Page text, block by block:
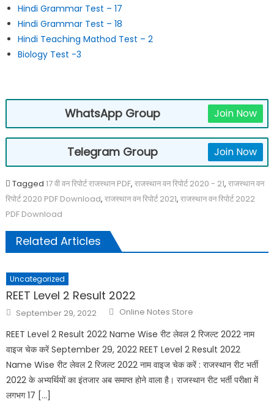
Hindi Grammar Test – 17
Hindi Grammar Test – 18
Hindi Teaching Mathod Test – 2
Biology Test -3
WhatsApp Group Join Now
Telegram Group Join Now
Tagged 17 वी वन रिपोर्ट राजस्थान PDF, राजस्थान वन रिपोर्ट 2020 - 21, राजस्थान वन
रिपोर्ट 2020 PDF Download, राजस्थान वन रिपोर्ट 2021, राजस्थान वन रिपोर्ट 2022
PDF Download
Related Articles
Uncategorized
REET Level 2 Result 2022
September 29, 2022 Online Notes Store
REET Level 2 Result 2022 Name Wise रीट लेवल 2 रिजल्ट 2022 नाम
वाइज चेक करें September 29, 2022 REET Level 2 Result 2022
Name Wise रीट लेवल 2 रिजल्ट 2022 नाम वाइज चेक करें : राजस्थान रीट भर्ती
2022 के अभ्यर्थियों का इंतजार अब समाप्त होने वाला है। राजस्थान रीट भर्ती परीक्षा में
लगभग 17 […]